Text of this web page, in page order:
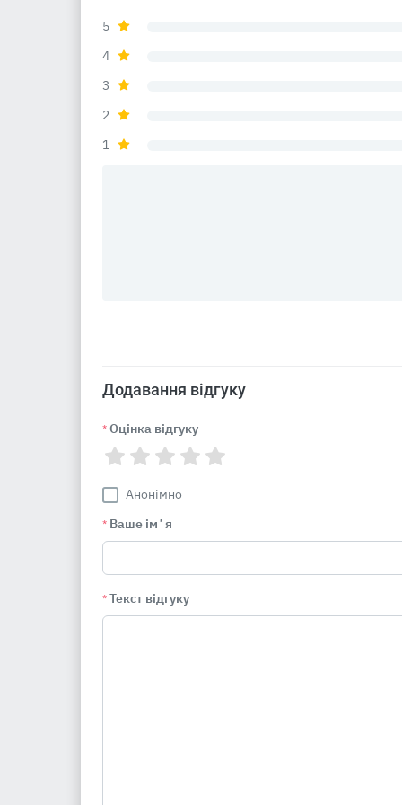
5
4
3
2
1
Додавання відгуку
* Оцінка відгуку
Анонімно
* Ваше імʼя
* Текст відгуку